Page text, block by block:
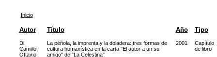
Inicio
Autor Título Año Tipo
Di
Camillo,
Ottavio
La péñola, la imprenta y la doladera: tres formas de
cultura humanística en la carta "El autor a un su
amigo" de "La Celestina"
2001
Capítulo
de libro